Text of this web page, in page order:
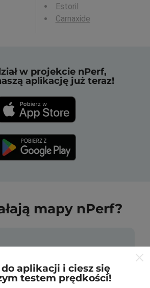
Estoril
Carnaxide
w projekcie nPerf,
aplikację już teraz!
mapy nPerf?
dane?
aplikacji i ciesz się
testem prędkości!